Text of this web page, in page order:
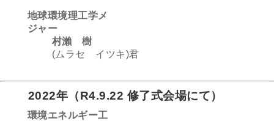
地球環境理工学メ
ジャー
村瀨 樹
(ムラセ イツキ)君
2022年 （R4.9.22 修了式会場にて）
環境エネルギー工